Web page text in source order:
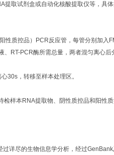
提取试剂盒或自动化核酸提取仪等，具
性质控品）PCR反应管，每管分别加入
、RT-PCR酶所需总量，两者混匀离心
30s，转移至样本处理区。
检样本RNA提取物、阴性质控品和阳性
详尽的生物信息学分析，经过